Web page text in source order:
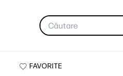
FAVORITE